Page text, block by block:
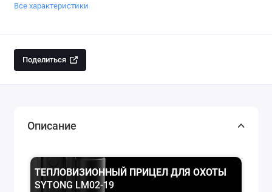
Все характеристики
Поделиться
Описание
ТЕПЛОВИЗИОННЫЙ ПРИЦЕЛ ДЛЯ ОХОТЫ
SYTONG LM02-19